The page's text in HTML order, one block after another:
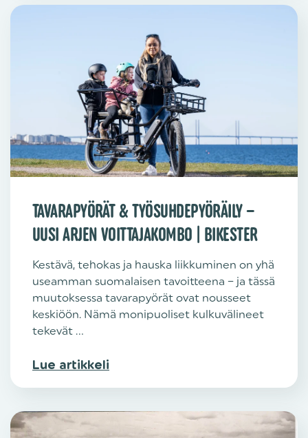
TAVARAPYÖRÄT & TYÖSUHDEPYÖRÄILY –
UUSI ARJEN VOITTAJAKOMBO | BIKESTER
Kestävä, tehokas ja hauska liikkuminen on yhä
useamman suomalaisen tavoitteena – ja tässä
muutoksessa tavarapyörät ovat nousseet
keskiöön. Nämä monipuoliset kulkuvälineet
tekevät ...
Lue artikkeli